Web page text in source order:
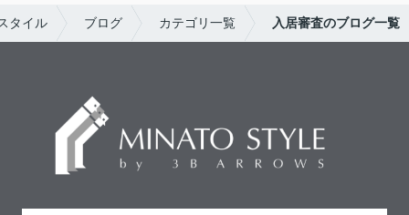
タイル ブログ カテゴリ一覧 入居審査のブログ一覧